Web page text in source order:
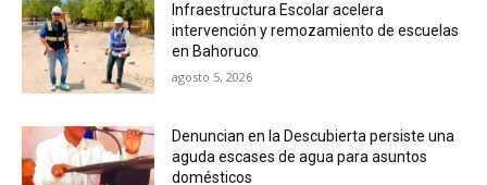
Infraestructura Escolar acelera
intervención y remozamiento de escuelas
en Bahoruco
agosto 5, 2026
Denuncian en la Descubierta persiste una
aguda escases de agua para asuntos
domésticos